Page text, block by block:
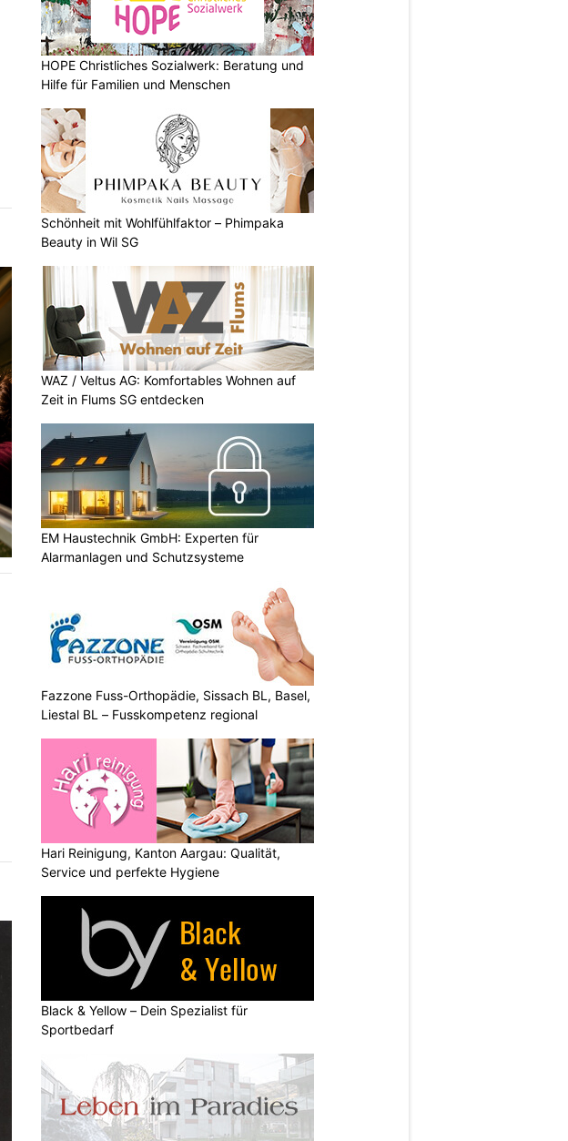
HOPE Christliches Sozialwerk: Beratung und
Hilfe für Familien und Menschen
Schönheit mit Wohlfühlfaktor – Phimpaka
Beauty in Wil SG
WAZ / Veltus AG: Komfortables Wohnen auf
Zeit in Flums SG entdecken
EM Haustechnik GmbH: Experten für
Alarmanlagen und Schutzsysteme
Fazzone Fuss-Orthopädie, Sissach BL, Basel,
Liestal BL – Fusskompetenz regional
Hari Reinigung, Kanton Aargau: Qualität,
Service und perfekte Hygiene
Black & Yellow – Dein Spezialist für
Sportbedarf